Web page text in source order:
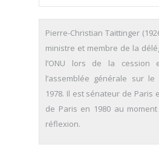
Pierre-Christian Taittinger
ministre et membre de la
l’ONU lors de la cession
l’assemblée générale sur
1978. Il est sénateur de Paris
de Paris en 1980 au
réflexion.